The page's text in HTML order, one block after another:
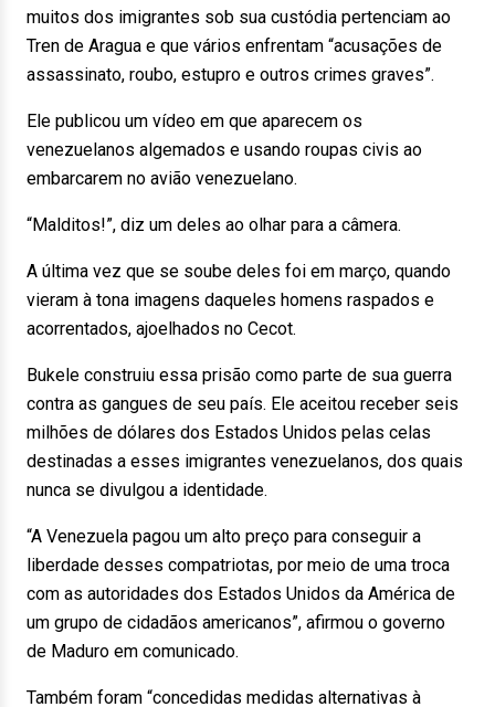
muitos dos imigrantes sob sua custódia pertenciam ao
Tren de Aragua e que vários enfrentam “acusações de
assassinato, roubo, estupro e outros crimes graves”.
Ele publicou um vídeo em que aparecem os
venezuelanos algemados e usando roupas civis ao
embarcarem no avião venezuelano.
“Malditos!”, diz um deles ao olhar para a câmera.
A última vez que se soube deles foi em março, quando
vieram à tona imagens daqueles homens raspados e
acorrentados, ajoelhados no Cecot.
Bukele construiu essa prisão como parte de sua guerra
contra as gangues de seu país. Ele aceitou receber seis
milhões de dólares dos Estados Unidos pelas celas
destinadas a esses imigrantes venezuelanos, dos quais
nunca se divulgou a identidade.
“A Venezuela pagou um alto preço para conseguir a
liberdade desses compatriotas, por meio de uma troca
com as autoridades dos Estados Unidos da América de
um grupo de cidadãos americanos”, afirmou o governo
de Maduro em comunicado.
Também foram “concedidas medidas alternativas à